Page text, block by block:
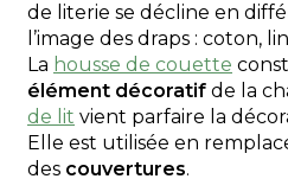
de literie se décline en
l’image des draps : coton,
La housse de couette
élément décoratif de la
de lit vient parfaire la
Elle est utilisée en
des couvertures.